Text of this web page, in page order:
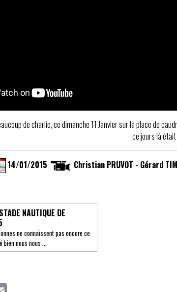
de charlie, ce dimanche 11 Janvier sur la place de
ce jours là était
14/01/2015 Christian PRUVOT - Gérard
NAUTIQUE DE
ne connaissent pas encore ce
bien nous nous ...